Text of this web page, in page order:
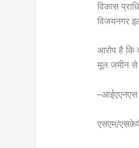
विकास
विजयनगर
आरोप है कि
मूल जमीन से
–आईएएनएस
एसएम/